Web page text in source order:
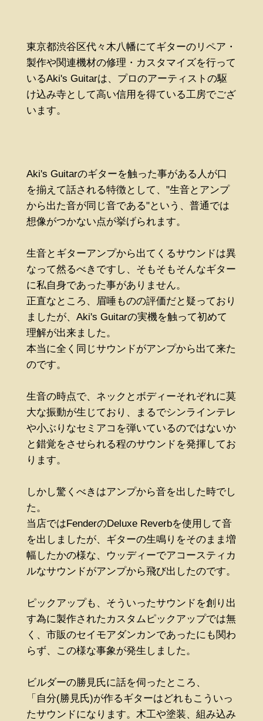
東京都渋谷区代々木八幡にてギターのリペア・
製作や関連機材の修理・カスタマイズを行って
いるAki's Guitarは、プロのアーティストの駆
け込み寺として高い信用を得ている工房でござ
います。
Aki's Guitarのギターを触った事がある人が口
を揃えて話される特徴として、"生音とアンプ
から出た音が同じ音である"という、普通では
想像がつかない点が挙げられます。
生音とギターアンプから出てくるサウンドは異
なって然るべきですし、そもそもそんなギター
に私自身であった事がありません。
正直なところ、眉唾ものの評価だと疑っており
ましたが、Aki's Guitarの実機を触って初めて
理解が出来ました。
本当に全く同じサウンドがアンプから出て来た
のです。
生音の時点で、ネックとボディーそれぞれに莫
大な振動が生じており、まるでシンラインテレ
や小ぶりなセミアコを弾いているのではないか
と錯覚をさせられる程のサウンドを発揮してお
ります。
しかし驚くべきはアンプから音を出した時でし
た。
当店ではFenderのDeluxe Reverbを使用して音
を出しましたが、ギターの生鳴りをそのまま増
幅したかの様な、ウッディーでアコースティカ
ルなサウンドがアンプから飛び出したのです。
ピックアップも、そういったサウンドを創り出
す為に製作されたカスタムピックアップでは無
く、市販のセイモアダンカンであったにも関わ
らず、この様な事象が発生しました。
ビルダーの勝見氏に話を伺ったところ、
「自分(勝見氏)が作るギターはどれもこういっ
たサウンドになります。木工や塗装、組み込み